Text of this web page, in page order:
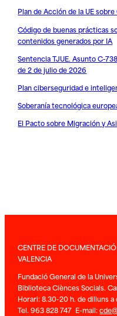
Plan de Acción de la UE
Código de buenas prácticas
contenidos generados por IA
Sentencia TJUE. Asunto C-
de 2 de julio de 2026
Plan ciberseguridad e
Soberanía tecnológica
El Pacto sobre Migración y
CENTRE DE
VALENCIA
Fundació General de la
Biblioteca Ciènces Socials.
Horari: 8.30-20 h. de dilluns a
Tel. 963 828 747 E-mail: